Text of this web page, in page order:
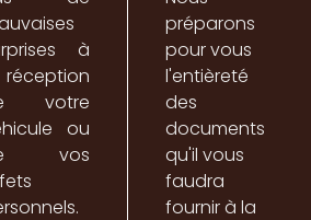
à
votre
ou
vos
préparons
pour vous
l'entièreté
des
documents
qu'il vous
faudra
fournir à la